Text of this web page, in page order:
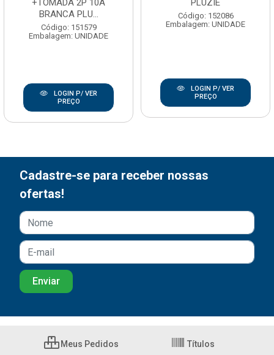
+TOMADA 2P 10A
BRANCA PLU...
Código: 151579
Embalagem: UNIDADE
LOGIN P/ VER
PREÇO
PLUZIE
Código: 152086
Embalagem: UNIDADE
LOGIN P/ VER
PREÇO
Cadastre-se para receber nossas
ofertas!
Meus Pedidos Títulos